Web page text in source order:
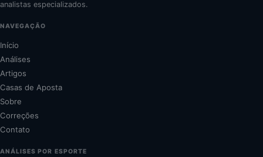
analistas especializados.
NAVEGAÇÃO
Início
Análises
Artigos
Casas de Aposta
Sobre
Correções
Contato
ANÁLISES POR ESPORTE